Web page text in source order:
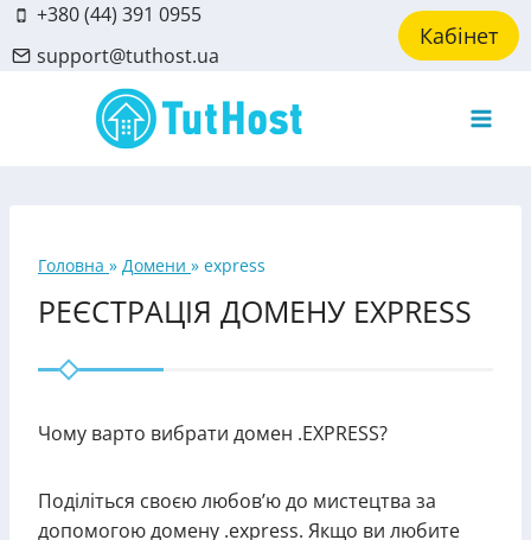
Skip
to
content
+380 (44) 391 0955
support@tuthost.ua
Кабінет
Головна » Домени » express
РЕЄСТРАЦІЯ ДОМЕНУ EXPRESS
Чому варто вибрати домен .EXPRESS?
Поділіться своєю любов’ю до мистецтва за
допомогою домену .express. Якщо ви любите